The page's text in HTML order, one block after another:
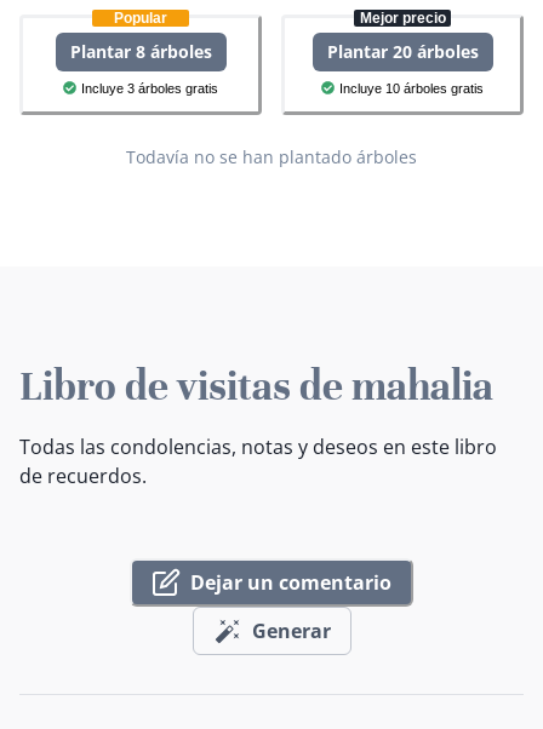
Popular
Plantar 8 árboles
Incluye 3 árboles gratis
Mejor precio
Plantar 20 árboles
Incluye 10 árboles gratis
Todavía no se han plantado árboles
Libro de visitas de mahalia
Todas las condolencias, notas y deseos en este libro
de recuerdos.
Dejar un comentario
Generar